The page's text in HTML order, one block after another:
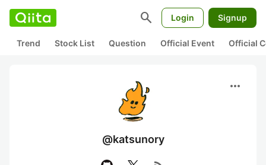
search Login Signup
Trend Stock List Question Official Event Official
more_horiz
@katsunory